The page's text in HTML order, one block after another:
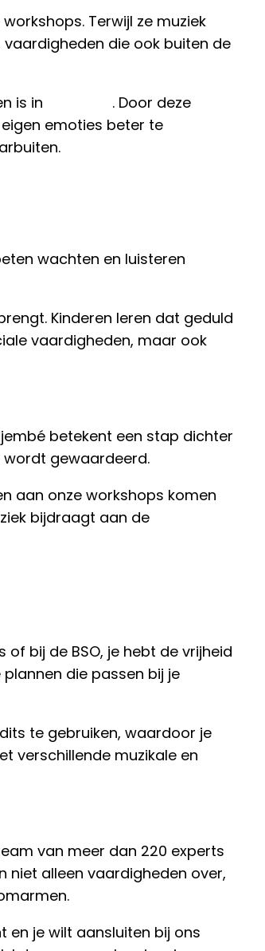
Terwijl ze muziek
die ook buiten de
is in
. Door deze
emoties beter te
wachten en luisteren
Kinderen leren dat geduld
vaardigheden, maar ook
betekent een stap dichter
wordt gewaardeerd.
aan onze workshops komen
bijdraagt aan de
bij de BSO, je hebt de vrijheid
die passen bij je
te gebruiken, waardoor je
verschillende muzikale en
van meer dan 220 experts
niet alleen vaardigheden over,
en je wilt aansluiten bij ons